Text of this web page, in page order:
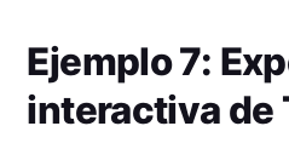
Ejemplo 7:
interactiva de